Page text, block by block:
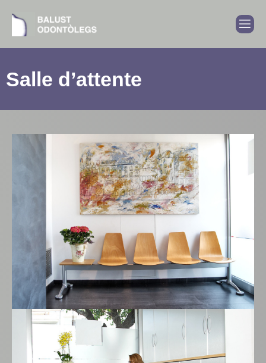
Salle d’attente